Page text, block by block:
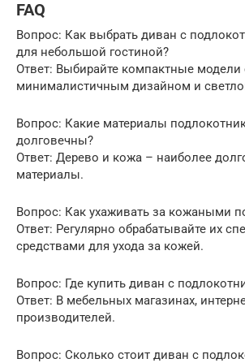
FAQ
Вопрос: Как выбрать диван с
для небольшой гостиной?
Ответ: Выбирайте компактные модели
минималистичным дизайном и
Вопрос: Какие материалы
долговечны?
Ответ: Дерево и кожа – наиболее
материалы.
Вопрос: Как ухаживать за кожаными
Ответ: Регулярно обрабатывайте их
средствами для ухода за кожей.
Вопрос: Где купить диван с
Ответ: В мебельных магазинах,
производителей.
Вопрос: Сколько стоит диван с